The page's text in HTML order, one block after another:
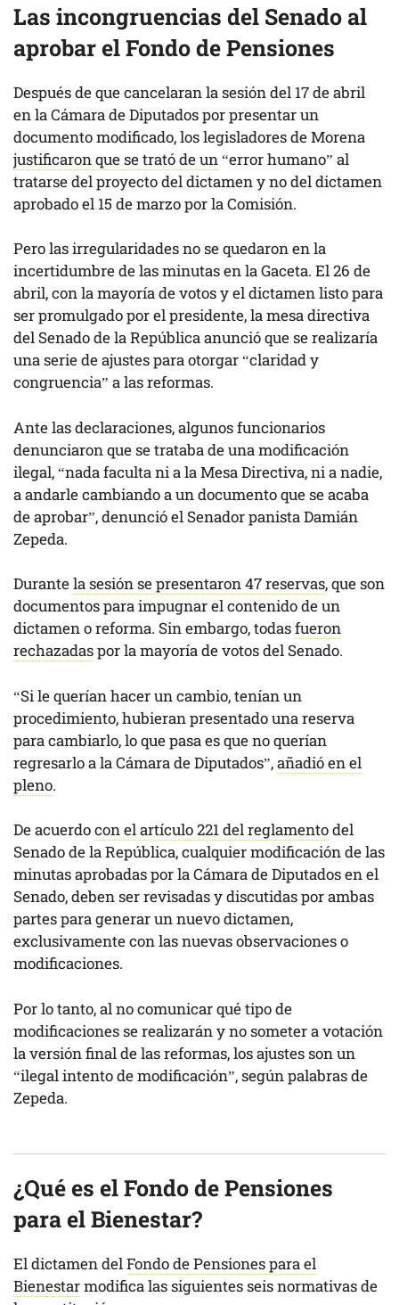
Las incongruencias del Senado al
aprobar el Fondo de Pensiones
Después de que cancelaran la sesión del 17 de abril
en la Cámara de Diputados por presentar un
documento modificado, los legisladores de Morena
justificaron que se trató de un “error humano” al
tratarse del proyecto del dictamen y no del dictamen
aprobado el 15 de marzo por la Comisión.
Pero las irregularidades no se quedaron en la
incertidumbre de las minutas en la Gaceta. El 26 de
abril, con la mayoría de votos y el dictamen listo para
ser promulgado por el presidente, la mesa directiva
del Senado de la República anunció que se realizaría
una serie de ajustes para otorgar “claridad y
congruencia” a las reformas.
Ante las declaraciones, algunos funcionarios
denunciaron que se trataba de una modificación
ilegal, “nada faculta ni a la Mesa Directiva, ni a nadie,
a andarle cambiando a un documento que se acaba
de aprobar”, denunció el Senador panista Damián
Zepeda.
Durantela sesión se presentaron 47 reservas, que son
documentos para impugnar el contenido de un
dictamen o reforma. Sin embargo, todasfueron
rechazadaspor la mayoría de votos del Senado.
“Si le querían hacer un cambio, tenían un
procedimiento, hubieran presentado una reserva
para cambiarlo, lo que pasa es que no querían
regresarlo a la Cámara de Diputados”,añadió en el
pleno.
De acuerdocon el artículo 221 del reglamentodel
Senado de la República, cualquier modificación de las
minutas aprobadas por la Cámara de Diputados en el
Senado, deben ser revisadas y discutidas por ambas
partes para generar un nuevo dictamen,
exclusivamente con las nuevas observaciones o
modificaciones.
Por lo tanto, al no comunicar qué tipo de
modificaciones se realizarán y no someter a votación
la versión final de las reformas, los ajustes son un
“ilegal intento de modificación”, según palabras de
Zepeda.
¿Qué es el Fondo de Pensiones
para el Bienestar?
El dictamen delFondo de Pensiones para el
Bienestarmodifica las siguientes seis normativas de